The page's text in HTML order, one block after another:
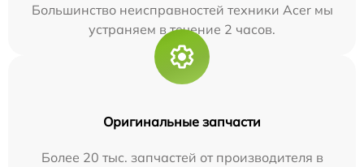
Большинство неисправностей техники Acer мы
устраняем в течение 2 часов.
Оригинальные запчасти
Более 20 тыс. запчастей от производителя в